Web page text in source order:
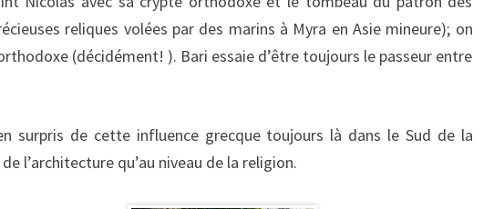
reliques volées par des marins à Myra en Asie mineure); on
(décidément! ). Bari essaie d’être toujours le passeur entre
surpris de cette influence grecque toujours là dans le Sud de la
l’architecture qu’au niveau de la religion.